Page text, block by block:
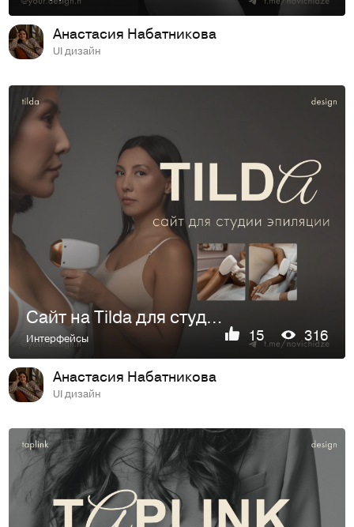
Анастасия Набатникова
UI дизайн
Сайт на Tilda для студии эпиляции
Интерфейсы 15 316
Анастасия Набатникова
UI дизайн